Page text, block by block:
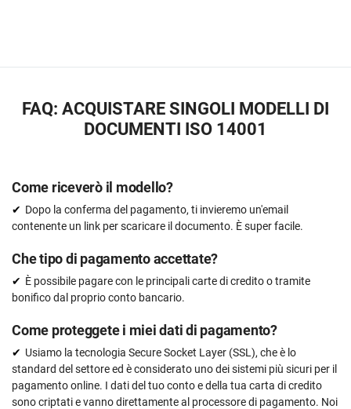
FAQ: ACQUISTARE SINGOLI MODELLI DI
DOCUMENTI ISO 14001
Come riceverò il modello?
Dopo la conferma del pagamento, ti invieremo un'email
contenente un link per scaricare il documento. È super facile.
Che tipo di pagamento accettate?
È possibile pagare con le principali carte di credito o tramite
bonifico dal proprio conto bancario.
Come proteggete i miei dati di pagamento?
Usiamo la tecnologia Secure Socket Layer (SSL), che è lo
standard del settore ed è considerato uno dei sistemi più sicuri per il
pagamento online. I dati del tuo conto e della tua carta di credito
sono criptati e vanno direttamente al processore di pagamento. Noi